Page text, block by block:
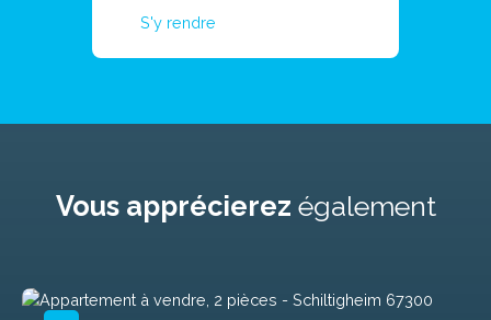
S'y rendre
Vous apprécierez également